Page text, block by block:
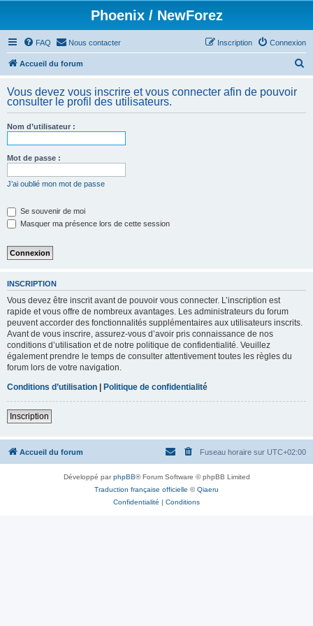
Phoenix / NewForez
FAQ Nous contacter Connexion
Inscription
Accueil du forum
h
Vous devez vous inscrire et vous connecter afin de pouvoir
consulter le profil des utilisateurs.
Nom d’utilisateur :
Mot de passe :
J’ai oublié mon mot de passe
Se souvenir de moi
Masquer ma présence lors de cette session
INSCRIPTION
Vous devez être inscrit avant de pouvoir vous connecter. L’inscription est
rapide et vous offre de nombreux avantages. Les administrateurs du forum
peuvent accorder des fonctionnalités supplémentaires aux utilisateurs inscrits.
Avant de vous inscrire, assurez-vous d’avoir pris connaissance de nos
conditions d’utilisation et de notre politique de confidentialité. Veuillez
également prendre le temps de consulter attentivement toutes les règles du
forum lors de votre navigation.
Conditions d’utilisation | Politique de confidentialité
Inscription
Accueil du forum Fuseau horaire sur UTC+02:00
Développé parphpBB® Forum Software © phpBB Limited
Traduction française officielle ©Qiaeru
Confidentialité | Conditions